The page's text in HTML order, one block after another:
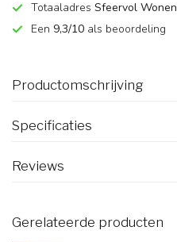
Totaaladres Sfeervol Wonen
Een 9,3/10 als beoordeling
Productomschrijving
Specificaties
Reviews
Gerelateerde producten